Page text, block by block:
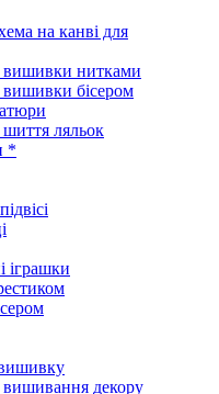
на канві для
вишивки нитками
бісером
ляльок
*
іграшки
декору